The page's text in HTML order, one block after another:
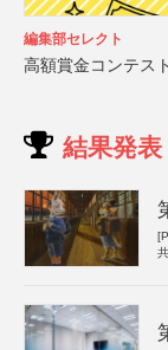
編集部セレクト
高額賞金コンテス
結果発表